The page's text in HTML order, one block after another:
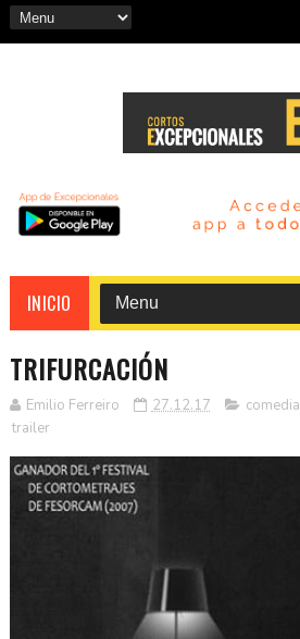
INICIO
TRIFURCACIÓN
Emilio Ferreiro 27.12.17 comedia
trailer